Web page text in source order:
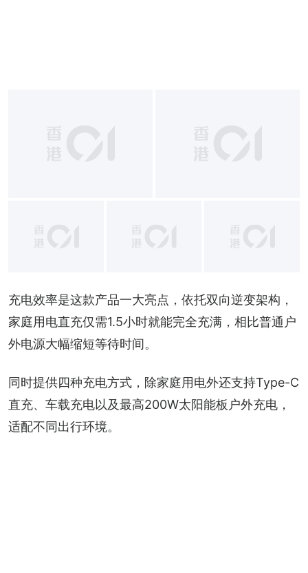
+3
充电效率是这款产品一大亮点，依托双向逆变架构，
家庭用电直充仅需1.5小时就能完全充满，相比普通户
外电源大幅缩短等待时间。
同时提供四种充电方式，除家庭用电外还支持Type-C
直充、车载充电以及最高200W太阳能板户外充电，
适配不同出行环境。